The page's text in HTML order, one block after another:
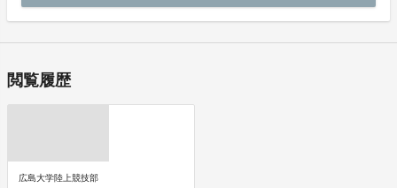
閲覧履歴
広島大学陸上競技部